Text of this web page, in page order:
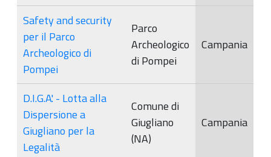
Safety and security
per il Parco
Archeologico di
Pompei
Parco
Archeologico
di Pompei
Campania
D.I.G.A'. - Lotta alla
Dispersione a
Giugliano per la
Legalità
Comune di
Giugliano
(NA)
Campania